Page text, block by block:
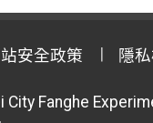
安全政策 隱
City Fanghe